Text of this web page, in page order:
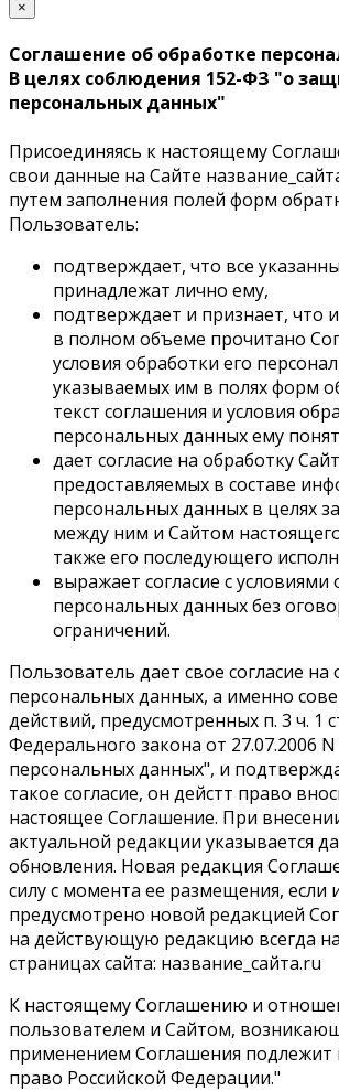
×
Соглашение об обработке
В целях соблюдения 152-ФЗ "о
персональных данных"
Присоединяясь к настоящему
свои данные на Сайте
путем заполнения полей форм
Пользователь:
подтверждает, что все
принадлежат лично ему,
подтверждает и признает, что
в полном объеме прочитано
условия обработки его
указываемых им в полях форм
текст соглашения и условия
персональных данных ему
дает согласие на обработку
предоставляемых в составе
персональных данных в целях
между ним и Сайтом
также его последующего
выражает согласие с условиями
персональных данных без
ограничений.
Пользователь дает свое согласие на
персональных данных, а именно
действий, предусмотренных п. 3 ч. 1
Федерального закона от 27.07.2006
персональных данных", и
такое согласие, он дейстт право
настоящее Соглашение. При
актуальной редакции указывается
обновления. Новая редакция
силу с момента ее размещения, если
предусмотрено новой редакцией
на действующую редакцию всегда
страницах сайта: название_сайта.ru
К настоящему Соглашению и
пользователем и Сайтом,
применением Соглашения
право Российской Федерации."